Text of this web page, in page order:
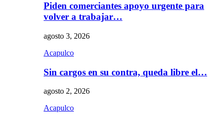
Piden comerciantes apoyo urgente para
volver a trabajar…
agosto 3, 2026
Acapulco
Sin cargos en su contra, queda libre el…
agosto 2, 2026
Acapulco